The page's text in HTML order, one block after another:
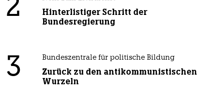
2
Hinterlistiger Schritt der
Bundesregierung
3 Bundeszentrale für politische Bildung
Zurück zu den antikommunistischen
Wurzeln